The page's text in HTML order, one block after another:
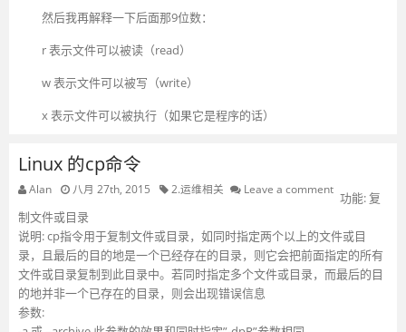
然后我再解释一下后面那9位数：
r 表示文件可以被读（read）
w 表示文件可以被写（write）
x 表示文件可以被执行（如果它是程序的话）
Linux 的cp命令
Alan 八月 27th, 2015 2.运维相关 Leave a comment
功能: 复
制文件或目录
说明: cp指令用于复制文件或目录，如同时指定两个以上的文件或目
录，且最后的目的地是一个已经存在的目录，则它会把前面指定的所有
文件或目录复制到此目录中。若同时指定多个文件或目录，而最后的目
的地并非一个已存在的目录，则会出现错误信息
参数: